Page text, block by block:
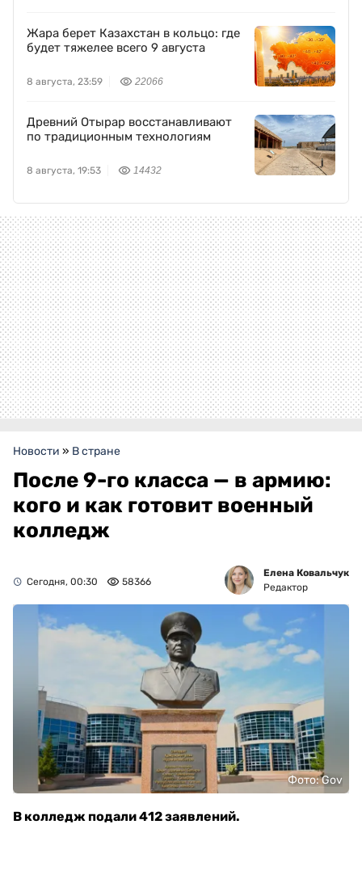
Жара берет Казахстан в кольцо: где
будет тяжелее всего 9 августа
8 августа, 23:59 22066
Древний Отырар восстанавливают
по традиционным технологиям
8 августа, 19:53 14432
Новости » В стране
После 9-го класса — в армию:
кого и как готовит военный
колледж
Сегодня, 00:30 58366
Елена Ковальчук
Редактор
Фото: Gov
В колледж подали 412 заявлений.